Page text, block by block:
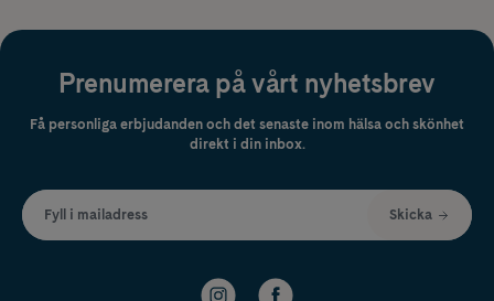
Prenumerera på vårt nyhetsbrev
Få personliga erbjudanden och det senaste inom hälsa och skönhet
direkt i din inbox.
Fyll i mailadress Skicka